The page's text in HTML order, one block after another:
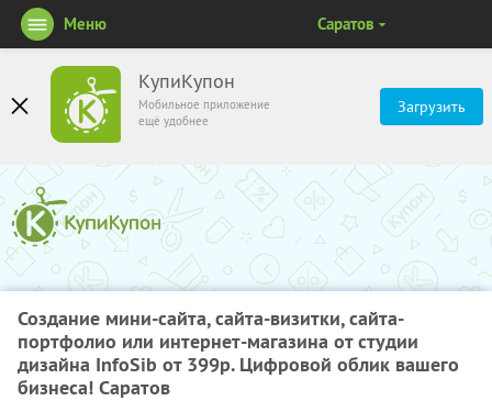
КупиКупон
Мобильное приложение
ещё удобнее
Загрузить
Меню Саратов
Создание мини-сайта, сайта-визитки, сайта-
портфолио или интернет-магазина от студии
дизайна InfoSib от 399р. Цифровой облик вашего
бизнеса! Саратов